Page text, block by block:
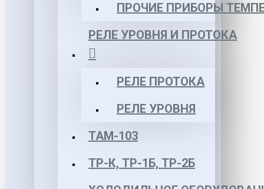
ПРОЧИЕ ПРИБОРЫ
РЕЛЕ УРОВНЯ И ПРОТОКА
РЕЛЕ ПРОТОКА
РЕЛЕ УРОВНЯ
ТАМ-103
ТР-К, ТР-1Б, ТР-2Б